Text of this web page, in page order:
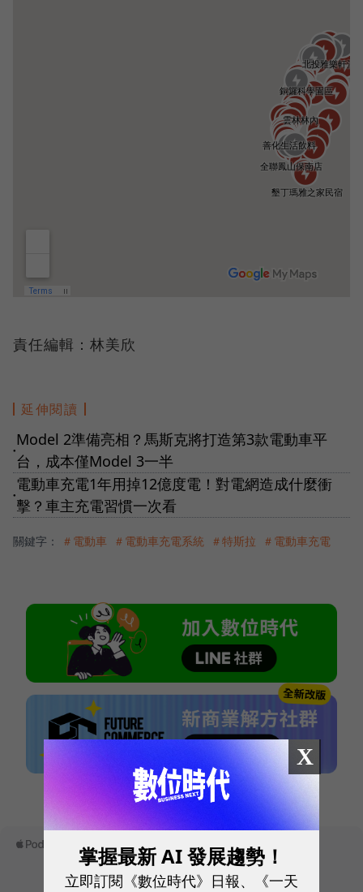
責任編輯：林美欣
延伸閱讀
●
Model 2準備亮相？馬斯克將打造第3款電動車平
台，成本僅Model 3一半
●
電動車充電1年用掉12億度電！對電網造成什麼衝
擊？車主充電習慣一次看
關鍵字： ＃電動車 ＃電動車充電系統 ＃特斯拉 ＃電動車充電
本網站內容未經允許，不得轉載。
X
掌握最新 AI 發展趨勢！
立即訂閱《數位時代》日報、《一天